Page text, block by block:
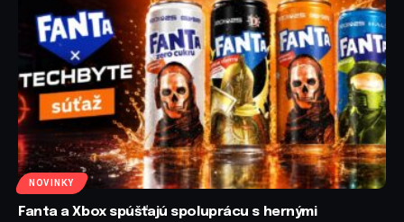
NOVINKY
Fanta a Xbox spúšťajú spoluprácu s hernými